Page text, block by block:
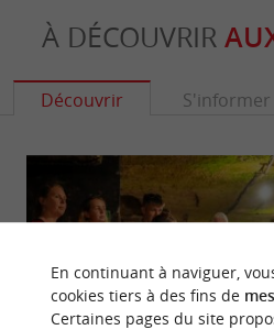
À DÉCOUVRIR
Découvrir S'informer
En continuant à naviguer,
cookies tiers à des fins de
Certaines pages du site